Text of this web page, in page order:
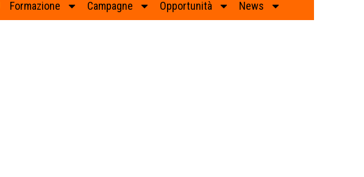
Formazione Campagne Opportunità News